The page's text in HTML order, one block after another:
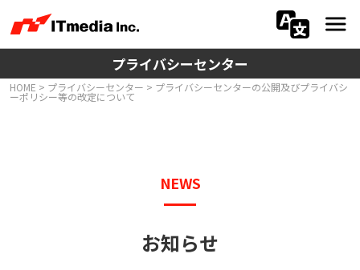
プライバシーセンター
HOME > プライバシーセンター > プライバシーセンターの公開及びプライバシ
ーポリシー等の改定について
NEWS
お知らせ